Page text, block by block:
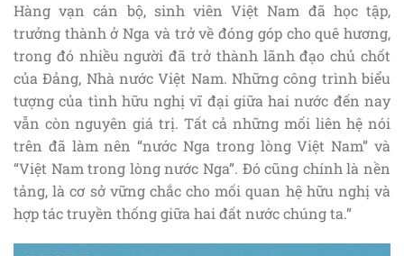
Hàng vạn cán bộ, sinh viên Việt Nam đã học tập,
trưởng thành ở Nga và trở về đóng góp cho quê hương,
trong đó nhiều người đã trở thành lãnh đạo chủ chốt
của Đảng, Nhà nước Việt Nam. Những công trình biểu
tượng của tình hữu nghị vĩ đại giữa hai nước đến nay
vẫn còn nguyên giá trị. Tất cả những mối liên hệ nói
trên đã làm nên “nước Nga trong lòng Việt Nam” và
“Việt Nam trong lòng nước Nga”. Đó cũng chính là nền
tảng, là cơ sở vững chắc cho mối quan hệ hữu nghị và
hợp tác truyền thống giữa hai đất nước chúng ta.”